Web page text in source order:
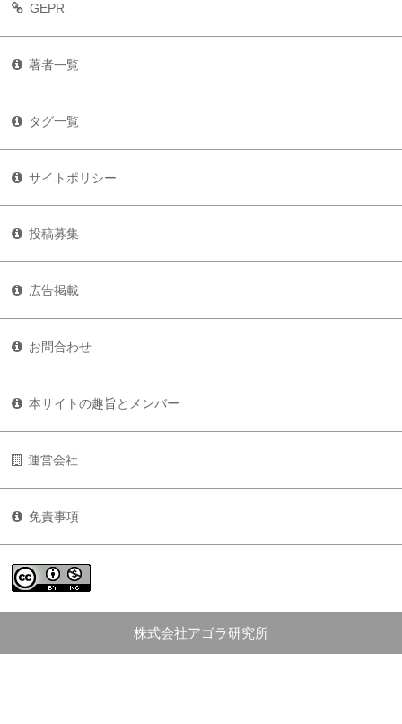
GEPR
著者一覧
タグ一覧
サイトポリシー
投稿募集
広告掲載
お問合わせ
本サイトの趣旨とメンバー
運営会社
免責事項
株式会社アゴラ研究所